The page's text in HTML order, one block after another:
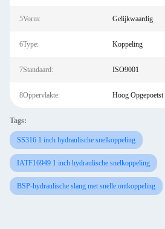
5Vorm: Gelijkwaardig
6Type: Koppeling
7Standaard: ISO9001
8Oppervlakte: Hoog Opgepoetst
Tags:
SS316 1 inch hydraulische snelkoppeling
IATF16949 1 inch hydraulische snelkoppeling
BSP-hydraulische slang met snelle ontkoppeling